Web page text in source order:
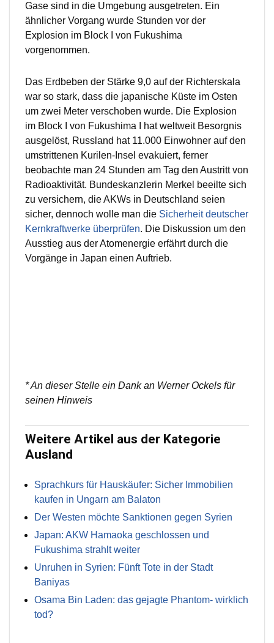
Gase sind in die Umgebung ausgetreten. Ein
ähnlicher Vorgang wurde Stunden vor der
Explosion im Block I von Fukushima
vorgenommen.
Das Erdbeben der Stärke 9,0 auf der Richterskala
war so stark, dass die japanische Küste im Osten
um zwei Meter verschoben wurde. Die Explosion
im Block I von Fukushima I hat weltweit Besorgnis
ausgelöst, Russland hat 11.000 Einwohner auf den
umstrittenen Kurilen-Insel evakuiert, ferner
beobachte man 24 Stunden am Tag den Austritt von
Radioaktivität. Bundeskanzlerin Merkel beeilte sich
zu versichern, die AKWs in Deutschland seien
sicher, dennoch wolle man die Sicherheit deutscher
Kernkraftwerke überprüfen. Die Diskussion um den
Ausstieg aus der Atomenergie erfährt durch die
Vorgänge in Japan einen Auftrieb.
* An dieser Stelle ein Dank an Werner Ockels für
seinen Hinweis
Weitere Artikel aus der Kategorie
Ausland
Sprachkurs für Hauskäufer: Sicher Immobilien
kaufen in Ungarn am Balaton
Der Westen möchte Sanktionen gegen Syrien
Japan: AKW Hamaoka geschlossen und
Fukushima strahlt weiter
Unruhen in Syrien: Fünft Tote in der Stadt
Baniyas
Osama Bin Laden: das gejagte Phantom- wirklich
tod?